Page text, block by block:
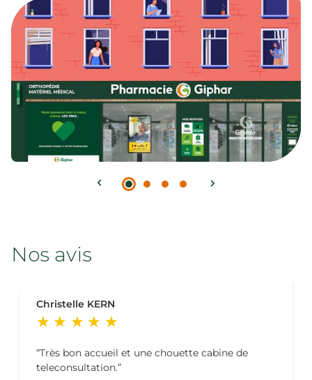
Nos avis
Christelle KERN
Très bon accueil et une chouette cabine de
teleconsultation.